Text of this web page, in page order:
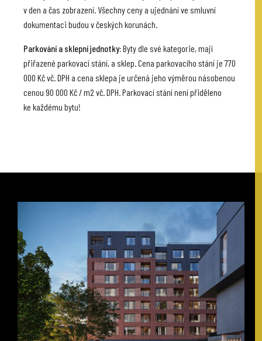
v den a čas zobrazení. Všechny ceny a ujednání ve smluvní
dokumentaci budou v českých korunách.
Parkování a sklepní jednotky:Byty dle své kategorie, mají
přiřazené parkovací stání, a sklep. Cena parkovacího stání je 770
000 Kč vč. DPH a cena sklepa je určená jeho výměrou násobenou
cenou 90 000 Kč / m2 vč. DPH. Parkovací stání není přiděleno
ke každému bytu!